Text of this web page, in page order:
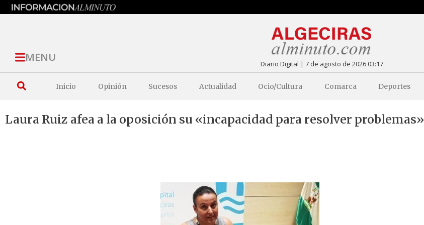
MENU Diario Digital | 7 de agosto de 2026 03:17
Inicio Opinión Sucesos Actualidad Ocio/Cultura Comarca Deportes
Laura Ruiz afea a la oposición su «incapacidad para resolver problemas»